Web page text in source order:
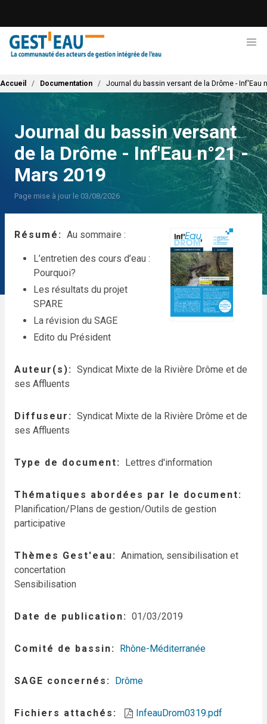
contenu
principal
Fil d'Ariane
Accueil Documentation Journal du bassin versant de la Drôme - Inf'Eau
Journal du bassin versant
de la Drôme - Inf'Eau n°21 -
Mars 2019
Page mise à jour le 03/08/2026
Résumé Au sommaire :
L’entretien des cours d’eau :
Pourquoi?
Les résultats du projet
SPARE
La révision du SAGE
Edito du Président
Auteur(s)
Syndicat Mixte de la Rivière Drôme et de
ses Affluents
Diffuseur
Syndicat Mixte de la Rivière Drôme et de
ses Affluents
Type de document Lettres d'information
Thématiques abordées par le document
Planification/Plans de gestion/Outils de gestion
participative
Thèmes Gest'eau
Animation, sensibilisation et
concertation
Sensibilisation
Date de publication 01/03/2019
Comité de bassin Rhône-Méditerranée
SAGE concernés Drôme
Fichiers attachés InfeauDrom0319.pdf